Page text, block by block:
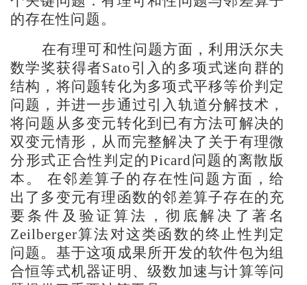
的存在性问题。
在有理可和性问题方面，利用沃尔夫
数学奖获得者Sato引入的多项式迷向群的
结构 ， 将问题转化为多项式平移等价判定
问题，并进一步通过引入 轨道分解技术 ，
将问题从多变元转化到已有方法可解决的
双变元情形，从而完整解决了 关于有理微
分形式正合性判定的Picard问题的离散版
本。
在邻差算子的存在性问题方面，给
出了 多变元有理函数的邻差算子存在的充
要条件及 验证算法，彻底解决了著名
Zeilberger算法对这类函数的终止性判定
问题。 基于这项成果所开发的软件包为组
合恒等式机器证明、级数加速与计算等问